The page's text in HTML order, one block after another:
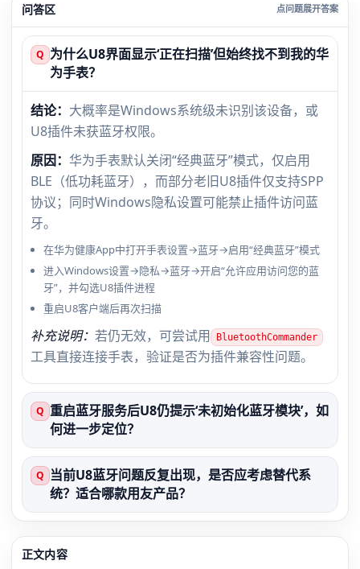
问答区
Q 为什么U8界面显示‘正在扫描’但始终找不到我的华
为手表？
结论： 大概率是Windows系统级未识别该设备，或
U8插件未获蓝牙权限。
原因： 华为手表默认关闭“经典蓝牙”模式，仅启用
BLE（低功耗蓝牙），而部分老旧U8插件仅支持SPP
协议；同时Windows隐私设置可能禁止插件访问蓝
牙。
在华为健康App中打开手表设置→蓝牙→启用“经典蓝牙”模式
进入Windows设置→隐私→蓝牙→开启“允许应用访问您的蓝
牙”，并勾选U8插件进程
重启U8客户端后再次扫描
补充说明： 若仍无效，可尝试用 BluetoothCommander
工具直接连接手表，验证是否为插件兼容性问题。
Q 重启蓝牙服务后U8仍提示‘未初始化蓝牙模块’，如
何进一步定位？
Q 当前U8蓝牙问题反复出现，是否应考虑替代系
统？适合哪款用友产品？
正文内容